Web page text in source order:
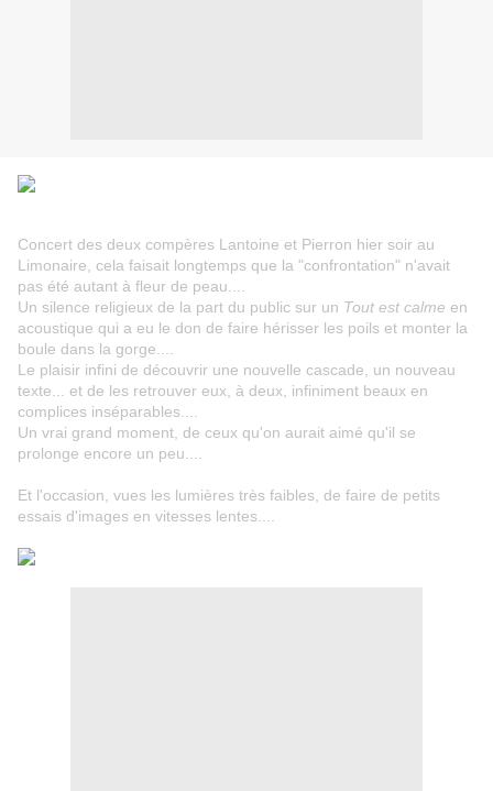
Concert des deux compères Lantoine et Pierron hier soir au
Limonaire, cela faisait longtemps que la "confrontation" n'avait
pas été autant à fleur de peau....
Un silence religieux de la part du public sur un Tout est calme en
acoustique qui a eu le don de faire hérisser les poils et monter la
boule dans la gorge....
Le plaisir infini de découvrir une nouvelle cascade, un nouveau
texte... et de les retrouver eux, à deux, infiniment beaux en
complices inséparables....
Un vrai grand moment, de ceux qu'on aurait aimé qu'il se
prolonge encore un peu....
Et l'occasion, vues les lumières très faibles, de faire de petits
essais d'images en vitesses lentes....